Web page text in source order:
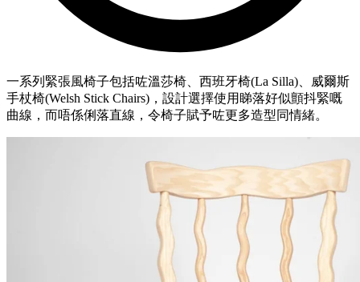
一系列緊張風椅子包括咗溫莎椅、西班牙椅(La Silla)、威爾斯
手杖椅(Welsh Stick Chairs)，設計選擇使用睇落好似顫抖緊嘅
曲線，而唔係俐落直線，令椅子賦予咗更多造型同情緒。